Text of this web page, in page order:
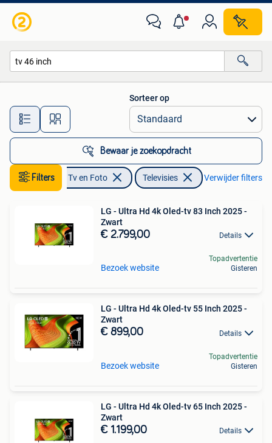
Alle afstanden…
Sorteer op
Bewaar je zoekopdracht
FiltersAudio, Tv en Foto Televisies Verwijder filters
LG - Ultra Hd 4k Oled-tv 83 Inch 2025 -
Zwart
€ 2.799,00 Details
Bezoek website
Topadvertentie
Gisteren
LG - Ultra Hd 4k Oled-tv 55 Inch 2025 -
Zwart
€ 899,00 Details
Bezoek website
Topadvertentie
Gisteren
LG - Ultra Hd 4k Oled-tv 65 Inch 2025 -
Zwart
€ 1.199,00 Details